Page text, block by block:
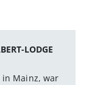
LODGE
in Mainz, war